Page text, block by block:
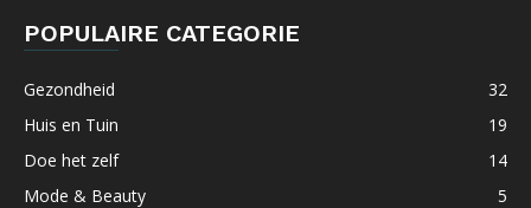
POPULAIRE CATEGORIE
Gezondheid
32
Huis en Tuin
19
Doe het zelf
14
Mode & Beauty
5